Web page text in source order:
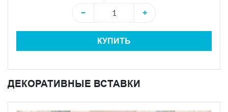
−
+
КУПИТЬ
ДЕКОРАТИВНЫЕ ВСТАВКИ